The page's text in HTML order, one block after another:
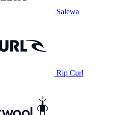
Salewa
Rip Curl